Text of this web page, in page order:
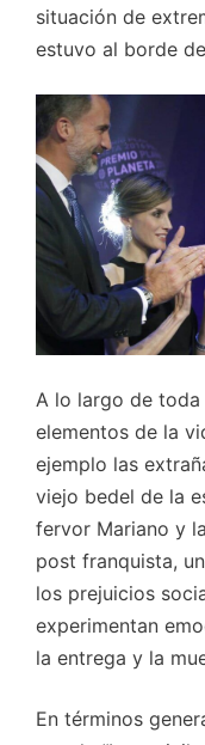
situación de
estuvo al borde
A lo largo de toda
elementos de la
ejemplo las
viejo bedel de la
fervor Mariano y
post franquista,
los prejuicios
experimentan
la entrega y la
En términos